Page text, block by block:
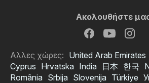
Ακολουθήστε
Αλλες χώρες: United Arab Emirates
Cyprus Hrvatska India 日本 한국
România Srbija Slovenija Türkiye